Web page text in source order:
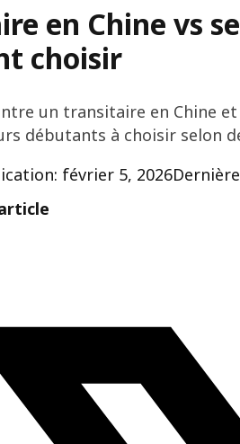
en Chine vs
choisir
un transitaire en Chine
débutants à choisir selon
février 5, 2026